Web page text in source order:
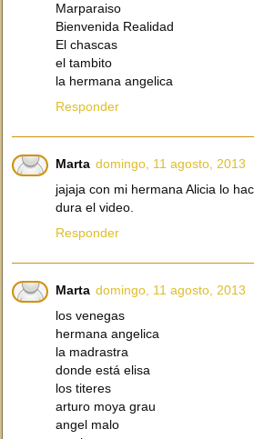
Marparaiso
Bienvenida Realidad
El chascas
el tambito
la hermana angelica
Responder
Marta domingo, 11 agosto, 2013
jajaja con mi hermana Alicia lo
dura el video.
Responder
Marta domingo, 11 agosto, 2013
los venegas
hermana angelica
la madrastra
donde está elisa
los titeres
arturo moya grau
angel malo